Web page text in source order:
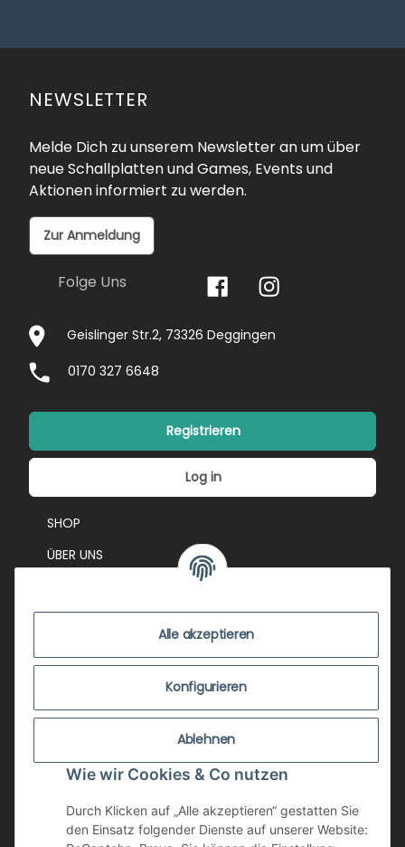
Alle akzeptieren
Konfigurieren
Ablehnen
Wie wir Cookies & Co nutzen
Durch Klicken auf „Alle akzeptieren“ gestatten Sie
den Einsatz folgender Dienste auf unserer Website:
NEWSLETTER
Melde Dich zu unserem Newsletter an um über
neue Schallplatten und Games, Events und
Aktionen informiert zu werden.
Zur Anmeldung
Folge Uns
Geislinger Str.2, 73326 Deggingen
0170 327 6648
Registrieren
Log in
SHOP
ÜBER UNS
ZUSTANDSBEWERTUNG
ZAHLUNGSMÖGLICHKEITEN
AGB
WIDERRUFSRECHT
DATENSCHUTZ